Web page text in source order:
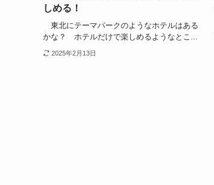
しめる！
東北にテーマパークのようなホテルはある
かな？ ホテルだけで楽しめるようなとこ...
2025年2月13日